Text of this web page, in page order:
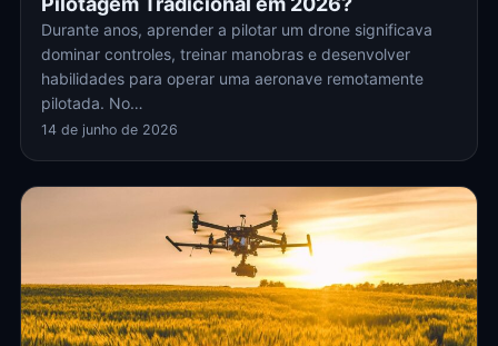
Durante anos, aprender a pilotar um drone significava
dominar controles, treinar manobras e desenvolver
habilidades para operar uma aeronave remotamente
pilotada. No…
14 de junho de 2026